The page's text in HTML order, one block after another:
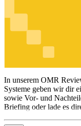
ERP-Systeme
In unserem OMR
Systeme geben wir dir
sowie Vor- und
Briefing oder lade es